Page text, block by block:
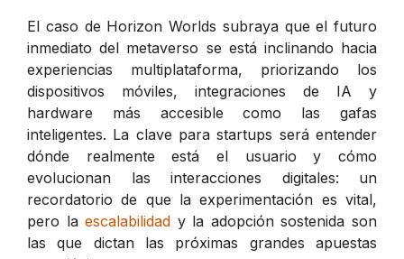
El caso de Horizon Worlds subraya que el futuro
inmediato del metaverso se está inclinando hacia
experiencias multiplataforma, priorizando los
dispositivos móviles, integraciones de IA y
hardware más accesible como las gafas
inteligentes. La clave para startups será entender
dónde realmente está el usuario y cómo
evolucionan las interacciones digitales: un
recordatorio de que la experimentación es vital,
pero laescalabilidad y la adopción sostenida son
las que dictan las próximas grandes apuestas